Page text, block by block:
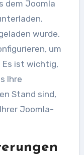
dem Joomla
wurde,
um
Es ist wichtig,
Ihre
Stand sind,
Joomla-